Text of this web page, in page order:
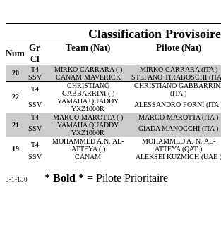
Classification Provisoire
Num
Gr Team (Nat) Pilote (Nat)
Cl
20 T4 MIRKO CARRARA ( ) MIRKO CARRARA (ITA )
SSV
CANAM MAVERICK STEFANO TIRABOSCHI
22
T4
CHRISTIANO
GABBARRINI ( )
CHRISTIANO
(ITA )
SSV
YAMAHA QUADDY
YXZ1000R
ALESSANDRO FORNI (ITA
21
T4 MARCO MAROTTA ( )
MARCO MAROTTA (ITA )
SSV
YAMAHA QUADDY
YXZ1000R
GIADA MANOCCHI (ITA )
19
T4
MOHAMMED A.N. AL-
ATTEYA ( )
MOHAMMED A. N. AL-
ATTEYA (QAT )
SSV
CANAM ALEKSEI KUZMICH (UAE )
3-1-130 * Bold * = Pilote Prioritaire